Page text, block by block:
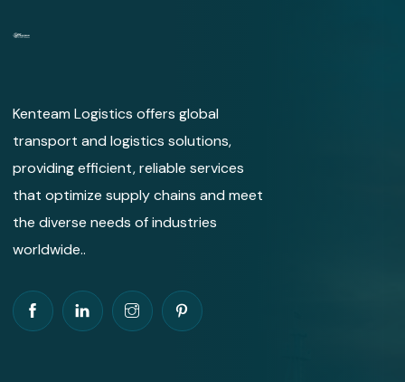
Kenteam Logistics offers global
transport and logistics solutions,
providing efficient, reliable services
that optimize supply chains and meet
the diverse needs of industries
worldwide..